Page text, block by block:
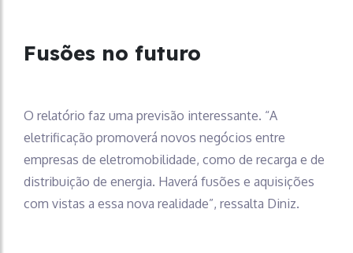
Fusões no futuro
O relatório faz uma previsão interessante. “A
eletrificação promoverá novos negócios entre
empresas de eletromobilidade, como de recarga e de
distribuição de energia. Haverá fusões e aquisições
com vistas a essa nova realidade”, ressalta Diniz.